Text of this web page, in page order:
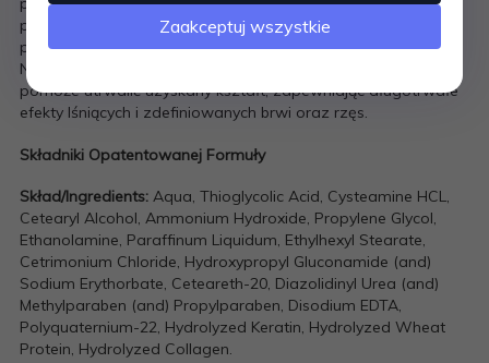
pożądanego efektu. Po upływie odpowiedniego czasu, zmyj
pozostałości za pomocą wacika nasączonego wodą.
Następnie kontynuuj, używając drugiego składnika, który
pomoże utrwalić uzyskany kształt, zapewniając długotrwałe
efekty lśniących i zdefiniowanych brwi oraz rzęs.
Składniki Opatentowanej Formuły
Skład/Ingredients: Aqua, Thioglycolic Acid, Cysteamine HCL,
Cetearyl Alcohol, Ammonium Hydroxide, Propylene Glycol,
Ethanolamine, Paraffinum Liquidum, Ethylhexyl Stearate,
Cetrimonium Chloride, Hydroxypropyl Gluconamide (and)
Sodium Erythorbate, Ceteareth-20, Diazolidinyl Urea (and)
Methylparaben (and) Propylparaben, Disodium EDTA,
Polyquaternium-22, Hydrolyzed Keratin, Hydrolyzed Wheat
Protein, Hydrolyzed Collagen.
Zaakceptuj wszystkie